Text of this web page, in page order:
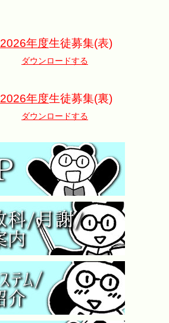
2026年度生徒募集(表)
ダウンロードする
2026年度生徒募集(裏)
ダウンロードする